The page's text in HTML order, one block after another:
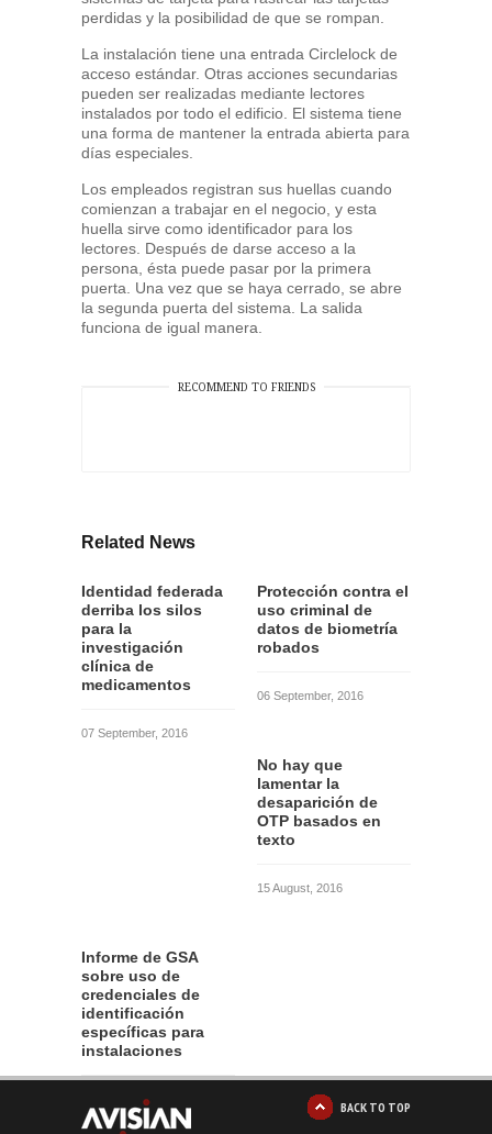
perdidas y la posibilidad de que se rompan.
La instalación tiene una entrada Circlelock de
acceso estándar. Otras acciones secundarias
pueden ser realizadas mediante lectores
instalados por todo el edificio. El sistema tiene
una forma de mantener la entrada abierta para
días especiales.
Los empleados registran sus huellas cuando
comienzan a trabajar en el negocio, y esta
huella sirve como identificador para los
lectores. Después de darse acceso a la
persona, ésta puede pasar por la primera
puerta. Una vez que se haya cerrado, se abre
la segunda puerta del sistema. La salida
funciona de igual manera.
RECOMMEND TO FRIENDS
Related News
Identidad federada
derriba los silos
para la
investigación
clínica de
medicamentos
07 September, 2016
Protección contra el
uso criminal de
datos de biometría
robados
06 September, 2016
No hay que
lamentar la
desaparición de
OTP basados en
texto
15 August, 2016
Informe de GSA
sobre uso de
credenciales de
identificación
específicas para
instalaciones
12 August, 2016 BACK TO TOP